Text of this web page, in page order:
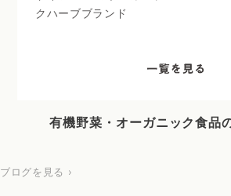
クハーブブランド
有機野菜・オーガニック食品
ブログを見る ›